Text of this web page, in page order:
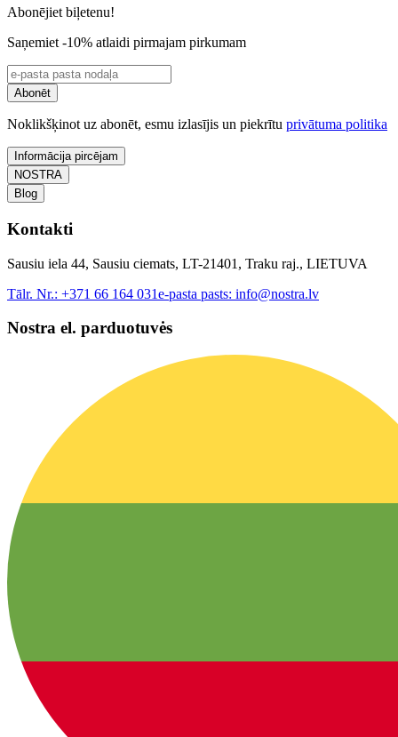
Abonējiet biļetenu!
Saņemiet -10% atlaidi pirmajam pirkumam
Abonēt
Noklikšķinot uz abonēt, esmu izlasījis un piekrītu privātuma politika
Informācija pircējam
NOSTRA
Blog
Kontakti
Sausiu iela 44, Sausiu ciemats, LT-21401, Traku raj., LIETUVA
Tālr. Nr.: +371 66 164 031e-pasta pasts: info@nostra.lv
Nostra el. parduotuvės